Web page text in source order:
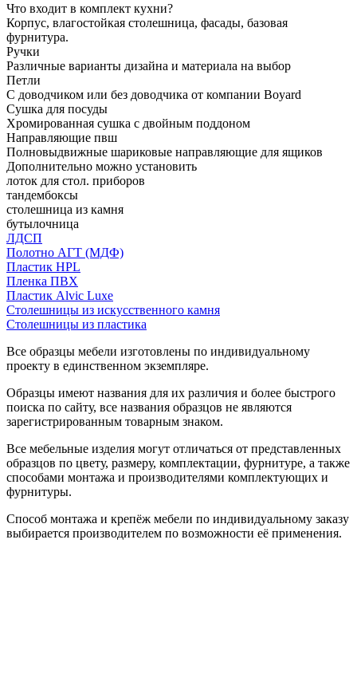
Что входит в комплект кухни?
Корпус, влагостойкая столешница, фасады, базовая
фурнитура.
Ручки
Различные варианты дизайна и материала на выбор
Петли
С доводчиком или без доводчика от компании Boyard
Сушка для посуды
Хромированная сушка с двойным поддоном
Направляющие пвш
Полновыдвижные шариковые направляющие для ящиков
Дополнительно можно установить
лоток для стол. приборов
тандембоксы
столешница из камня
бутылочница
ЛДСП
Полотно АГТ (МДФ)
Пластик HPL
Пленка ПВХ
Пластик Alvic Luxe
Столешницы из искусственного камня
Столешницы из пластика
Все образцы мебели изготовлены по индивидуальному
проекту в единственном экземпляре.
Образцы имеют названия для их различия и более быстрого
поиска по сайту, все названия образцов не являются
зарегистрированным товарным знаком.
Все мебельные изделия могут отличаться от представленных
образцов по цвету, размеру, комплектации, фурнитуре, а также
способами монтажа и производителями комплектующих и
фурнитуры.
Способ монтажа и крепёж мебели по индивидуальному заказу
выбирается производителем по возможности её применения.